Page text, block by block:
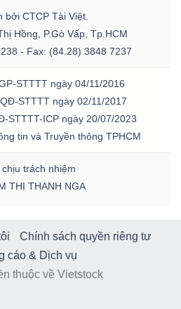
bởi CTCP Tài Việt.
Hồng, P.Gò Vấp, Tp.HCM
- Fax: (84.28) 3848 7237
STTTT ngày 04/11/2016
STTTT ngày 02/11/2017
STTTT-ICP ngày 20/07/2023
tin và Truyền thông TPHCM
trách nhiệm
THỊ THANH NGA
Chính sách quyền riêng tư
cáo & Dịch vụ
thuộc về Vietstock